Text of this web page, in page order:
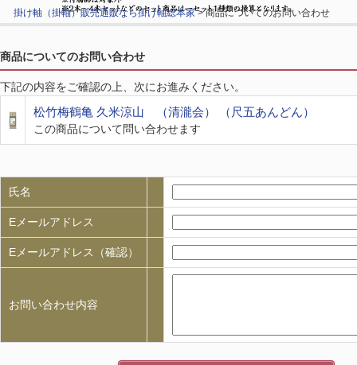
掛け軸（掛軸）販売通販なら掛け軸総本家> 商品についてのお問い合わせ
商品についてのお問い合わせ
下記の内容をご確認の上、次にお進みください。
松竹梅鶴亀 久米涼山 （清瀧会） （尺五あんどん）
この商品について問い合わせます
氏名
Eメールアドレス
Eメールアドレス（確認）
お問い合わせ内容